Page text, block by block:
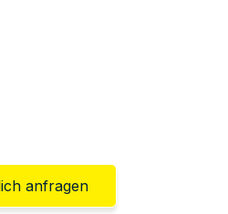
anfragen